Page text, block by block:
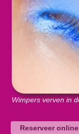
Wimpers verven in
Reserveer online